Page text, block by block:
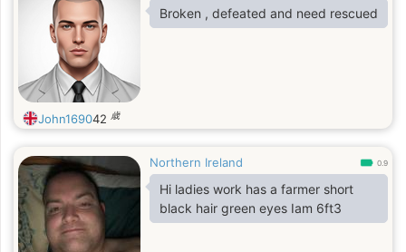
Broken , defeated and need rescued
John169042 歳
Northern Ireland 0.9
Hi ladies work has a farmer short
black hair green eyes Iam 6ft3